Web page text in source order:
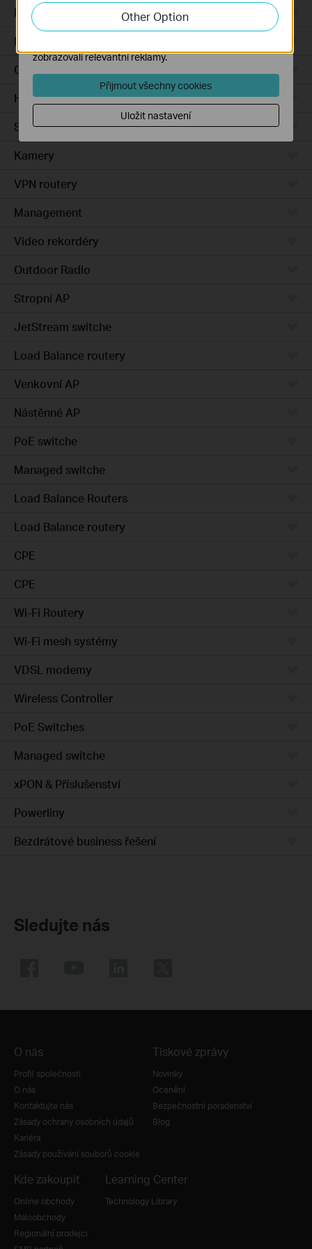
Integrated Gateways
DSL Gateways
Cloud-Based
Hardware
Software
Kamery
VPN routery
Management
Video rekordéry
Outdoor Radio
Stropní AP
JetStream switche
Load Balance routery
Venkovní AP
Nástěnné AP
PoE switche
Managed switche
Load Balance Routers
Load Balance routery
CPE
CPE
Wi-Fi Routery
Wi-Fi mesh systémy
VDSL modemy
Wireless Controller
PoE Switches
Managed switche
xPON & Příslušenství
Powerliny
Bezdrátové business řešení
Sledujte nás
O nás
Profil společnosti
O nás
Kontaktujte nás
Zásady ochrany osobních údajů
Kariéra
Zásady používání souborů cookie
Tiskové zprávy
Novinky
Ocenění
Bezpečnostní poradenství
Blog
Kde zakoupit
Online obchody
Maloobchody
Regionální prodejci
Learning Center
Technology Library
Other Option
zlepšení a přizpůsobení jejich funkčnosti.
Marketingové soubory cookie mohou prostřednictvím
zobrazovali relevantní reklamy.
Přijmout všechny cookies
Uložit nastavení